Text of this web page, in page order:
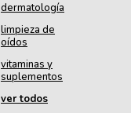
dermatología
limpieza de
oídos
vitaminas y
suplementos
ver todos